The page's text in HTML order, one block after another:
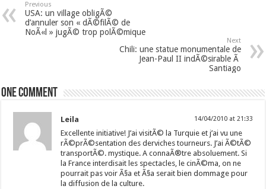
Previous
USA: un village obligÃ©
d’annuler son « dÃ©filÃ© de
NoÃ«l » jugÃ© trop polÃ©mique
Next
Chili: une statue monumentale de
Jean-Paul II indÃ©sirable Ã
Santiago
One comment
Leila 14/04/2010 at 21:33
Excellente initiative! J’ai visitÃ© la Turquie et j’ai vu une
rÃ©prÃ©sentation des derviches tourneurs. J’ai Ã©tÃ©
transportÃ©. mystique. A connaÃ®tre absoluement. Si
la France interdisait les spectacles, le cinÃ©ma, on ne
pourrait pas voir Ã§a et Ã§a serait bien dommage pour
la diffusion de la culture.